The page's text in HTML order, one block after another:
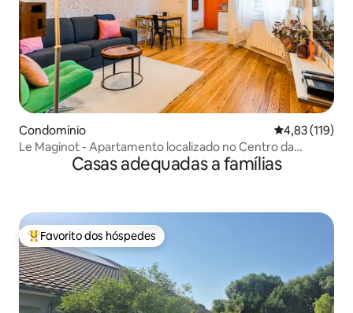
Condomínio Classificação
4,83 (119)
Le Maginot - Apartamento localizado no Centro da
Casas adequadas a famílias
Favoritos dos hóspedes mais apreciados
Favorito dos hóspedes